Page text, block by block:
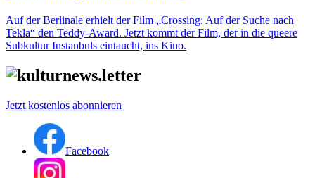
Auf der Berlinale erhielt der Film „Crossing: Auf der Suche nach
Tekla“ den Teddy-Award. Jetzt kommt der Film, der in die queere
Subkultur Instanbuls eintaucht, ins Kino.
Jetzt kostenlos abonnieren
Facebook